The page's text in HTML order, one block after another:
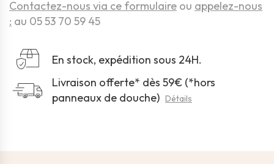
Contactez-nous via ce formulaire ou appelez-nous
: au 05 53 70 59 45
En stock, expédition sous 24H.
Livraison offerte* dès 59€ (*hors
panneaux de douche) Détails